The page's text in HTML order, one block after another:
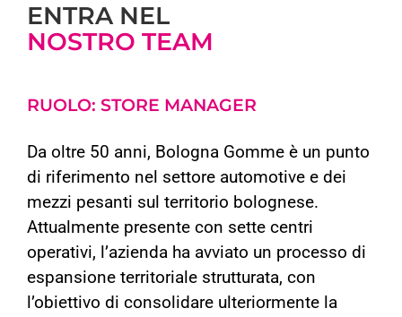
ENTRA NEL
NOSTRO TEAM
RUOLO: STORE MANAGER
Da oltre 50 anni, Bologna Gomme è un punto
di riferimento nel settore automotive e dei
mezzi pesanti sul territorio bolognese.
Attualmente presente con sette centri
operativi, l’azienda ha avviato un processo di
espansione territoriale strutturata, con
l’obiettivo di consolidare ulteriormente la